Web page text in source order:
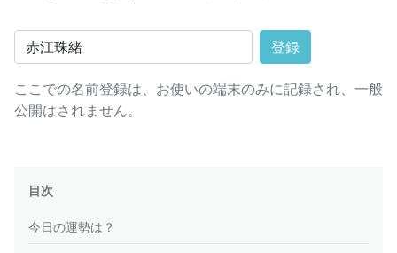
登録
ここでの名前登録は、お使いの端末のみに記録され、一般
公開はされません。
目次
今日の運勢は？